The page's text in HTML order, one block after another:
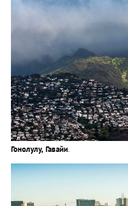
Гонолулу, Гавайи.